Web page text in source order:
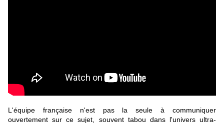
L'équipe française n'est pas la seule à communiquer
ouvertement sur ce sujet, souvent tabou dans l'univers ultra-